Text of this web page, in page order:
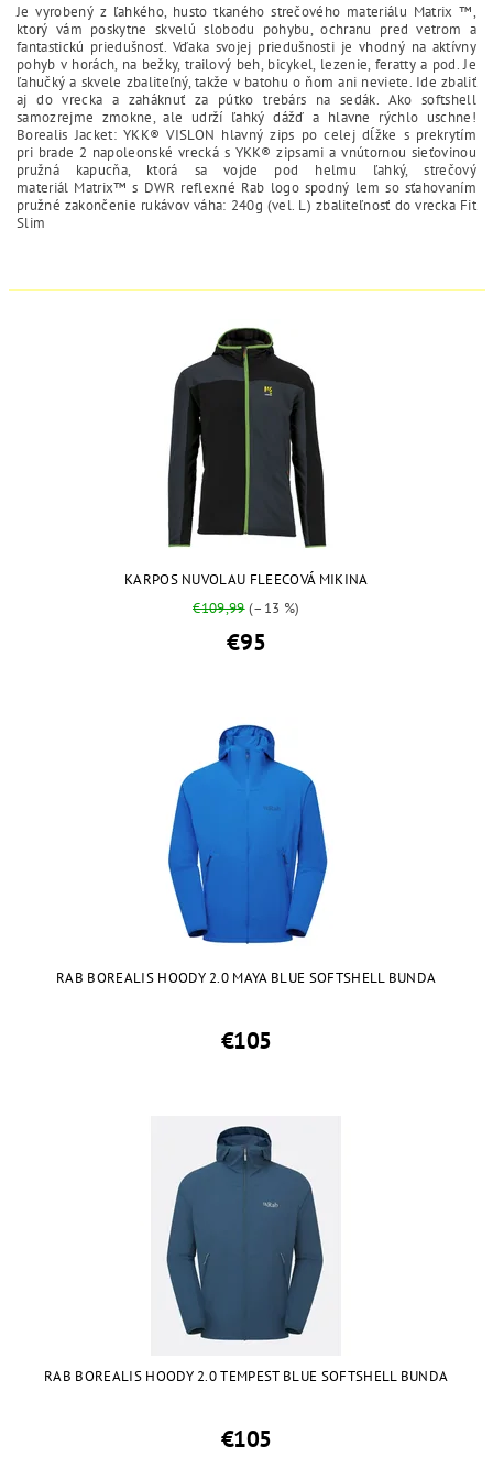
Je vyrobený z ľahkého, husto tkaného strečového materiálu Matrix ™,
ktorý vám poskytne skvelú slobodu pohybu, ochranu pred vetrom a
fantastickú priedušnosť. Vďaka svojej priedušnosti je vhodný na aktívny
pohyb v horách, na bežky, trailový beh, bicykel, lezenie, feratty a pod. Je
ľahučký a skvele zbaliteľný, takže v batohu o ňom ani neviete. Ide zbaliť
aj do vrecka a zaháknuť za pútko trebárs na sedák. Ako softshell
samozrejme zmokne, ale udrží ľahký dážď a hlavne rýchlo uschne!
Borealis Jacket: YKK® VISLON hlavný zips po celej dĺžke s prekrytím
pri brade 2 napoleonské vrecká s YKK® zipsami a vnútornou sieťovinou
pružná kapucňa, ktorá sa vojde pod helmu ľahký, strečový
materiál Matrix™ s DWR reflexné Rab logo spodný lem so sťahovaním
pružné zakončenie rukávov váha: 240g (vel. L) zbaliteľnosť do vrecka Fit
Slim
KARPOS NUVOLAU FLEECOVÁ MIKINA
€109,99(–13 %)
€95
RAB BOREALIS HOODY 2.0 MAYA BLUE SOFTSHELL BUNDA
€105
RAB BOREALIS HOODY 2.0 TEMPEST BLUE SOFTSHELL BUNDA
€105